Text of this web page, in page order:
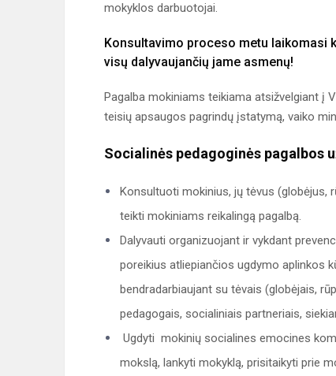
mokyklos darbuotojai.
Konsultavimo proceso metu laikomasi
visų dalyvaujančių jame asmenų!
Pagalba mokiniams teikiama atsižvelgiant į
teisių apsaugos pagrindų įstatymą, vaiko
Socialinės pedagoginės pagalbos
Konsultuoti mokinius, jų tėvus (globėjus,
teikti mokiniams reikalingą pagalbą.
Dalyvauti organizuojant ir vykdant
poreikius atliepiančios ugdymo aplinkos
bendradarbiaujant su tėvais (globėjais,
pedagogais, socialiniais partneriais,
Ugdyti mokinių socialines emocines
mokslą, lankyti mokyklą, prisitaikyti prie